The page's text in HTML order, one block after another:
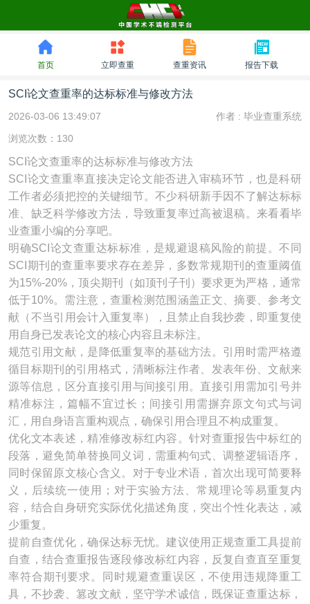
首页 立即查重 查重资讯 报告下载
SCI论文查重率的达标标准与修改方法
2026-03-06 13:49:07 作者 : 毕业查重系统
浏览次数：130
SCI论文查重率的达标标准与修改方法
SCI论文查重率直接决定论文能否进入审稿环节，也是科研
工作者必须把控的关键细节。不少科研新手因不了解达标标
准、缺乏科学修改方法，导致重复率过高被退稿。来看看毕
业查重小编的分享吧。
明确SCI论文查重达标标准，是规避退稿风险的前提。不同
SCI期刊的查重率要求存在差异，多数常规期刊的查重阈值
为15%-20%，顶尖期刊（如顶刊子刊）要求更为严格，通常
低于10%。需注意，查重检测范围涵盖正文、摘要、参考文
献（不当引用会计入重复率），且禁止自我抄袭，即重复使
用自身已发表论文的核心内容且未标注。
规范引用文献，是降低重复率的基础方法。引用时需严格遵
循目标期刊的引用格式，清晰标注作者、发表年份、文献来
源等信息，区分直接引用与间接引用。直接引用需加引号并
精准标注，篇幅不宜过长；间接引用需摒弃原文句式与词
汇，用自身语言重构观点，确保引用合理且不构成重复。
优化文本表述，精准修改标红内容。针对查重报告中标红的
段落，避免简单替换同义词，需重构句式、调整逻辑语序，
同时保留原文核心含义。对于专业术语，首次出现可简要释
义，后续统一使用；对于实验方法、常规理论等易重复内
容，结合自身研究实际优化描述角度，突出个性化表达，减
少重复。
提前自查优化，确保达标无忧。建议使用正规查重工具提前
自查，结合查重报告逐段修改标红内容，反复自查直至重复
率符合期刊要求。同时规避查重误区，不使用违规降重工
具，不抄袭、篡改文献，坚守学术诚信，既保证查重达标，